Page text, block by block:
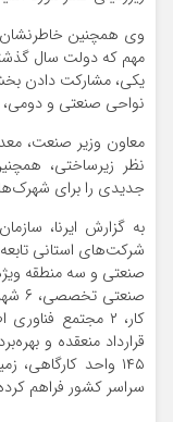
وی همچنین
مهم که دولت سال
یکی، مشارکت دادن
نواحی صنعتی و
معاون وزیر صنعت،
نظر زیرساختی،
جدیدی را برای
به گزارش ایرنا،
سراسر کشور فراهم